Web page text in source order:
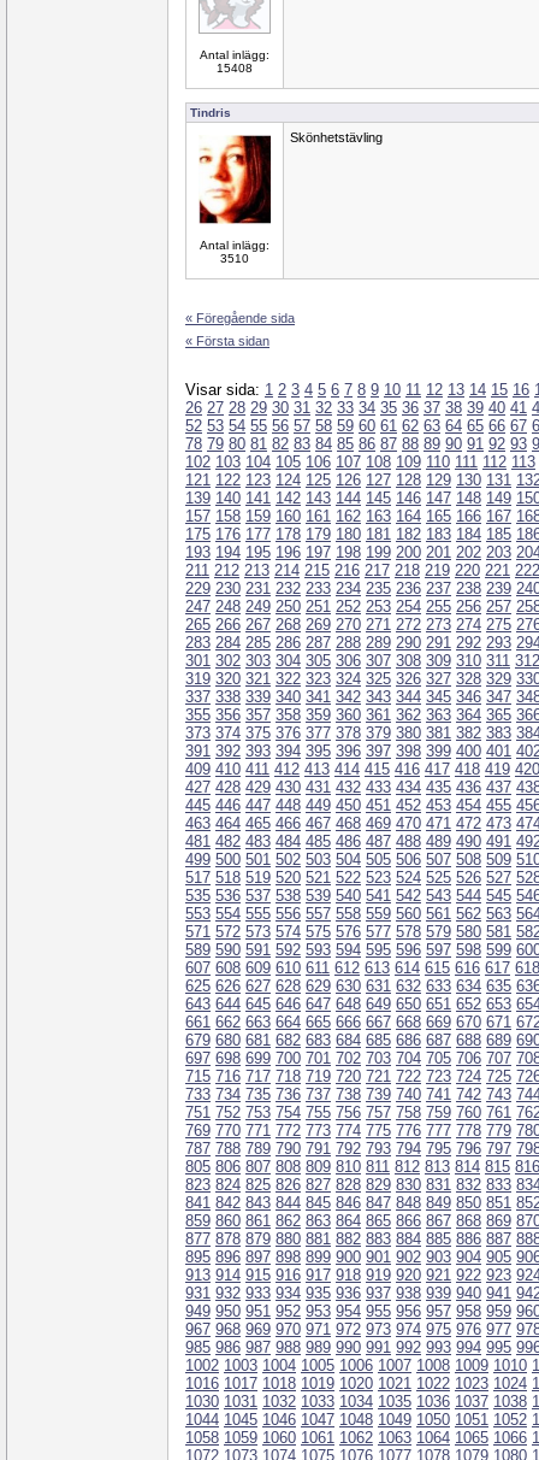
Antal inlägg:
15408
Tindris
Antal inlägg:
3510
Skönhetstävling
« Föregående sida
« Första sidan
Visar sida: 1 2 3 4 5 6 7 8 9 10 11 12 13 14 15 16
26 27 28 29 30 31 32 33 34 35 36 37 38 39 40 41
52 53 54 55 56 57 58 59 60 61 62 63 64 65 66 67
78 79 80 81 82 83 84 85 86 87 88 89 90 91 92 93
102 103 104 105 106 107 108 109 110 111 112 113
121 122 123 124 125 126 127 128 129 130 131
139 140 141 142 143 144 145 146 147 148 149
157 158 159 160 161 162 163 164 165 166 167
175 176 177 178 179 180 181 182 183 184 185
193 194 195 196 197 198 199 200 201 202 203
211 212 213 214 215 216 217 218 219 220 221 222
229 230 231 232 233 234 235 236 237 238 239
247 248 249 250 251 252 253 254 255 256 257
265 266 267 268 269 270 271 272 273 274 275
283 284 285 286 287 288 289 290 291 292 293
301 302 303 304 305 306 307 308 309 310 311 312
319 320 321 322 323 324 325 326 327 328 329
337 338 339 340 341 342 343 344 345 346 347
355 356 357 358 359 360 361 362 363 364 365
373 374 375 376 377 378 379 380 381 382 383
391 392 393 394 395 396 397 398 399 400 401
409 410 411 412 413 414 415 416 417 418 419 420
427 428 429 430 431 432 433 434 435 436 437
445 446 447 448 449 450 451 452 453 454 455
463 464 465 466 467 468 469 470 471 472 473
481 482 483 484 485 486 487 488 489 490 491
499 500 501 502 503 504 505 506 507 508 509
517 518 519 520 521 522 523 524 525 526 527
535 536 537 538 539 540 541 542 543 544 545
553 554 555 556 557 558 559 560 561 562 563
571 572 573 574 575 576 577 578 579 580 581
589 590 591 592 593 594 595 596 597 598 599
607 608 609 610 611 612 613 614 615 616 617 618
625 626 627 628 629 630 631 632 633 634 635
643 644 645 646 647 648 649 650 651 652 653
661 662 663 664 665 666 667 668 669 670 671
679 680 681 682 683 684 685 686 687 688 689
697 698 699 700 701 702 703 704 705 706 707
715 716 717 718 719 720 721 722 723 724 725
733 734 735 736 737 738 739 740 741 742 743
751 752 753 754 755 756 757 758 759 760 761
769 770 771 772 773 774 775 776 777 778 779
787 788 789 790 791 792 793 794 795 796 797
805 806 807 808 809 810 811 812 813 814 815 816
823 824 825 826 827 828 829 830 831 832 833
841 842 843 844 845 846 847 848 849 850 851
859 860 861 862 863 864 865 866 867 868 869
877 878 879 880 881 882 883 884 885 886 887
895 896 897 898 899 900 901 902 903 904 905
913 914 915 916 917 918 919 920 921 922 923
931 932 933 934 935 936 937 938 939 940 941
949 950 951 952 953 954 955 956 957 958 959
967 968 969 970 971 972 973 974 975 976 977
985 986 987 988 989 990 991 992 993 994 995
1002 1003 1004 1005 1006 1007 1008 1009 1010
1016 1017 1018 1019 1020 1021 1022 1023 1024
1030 1031 1032 1033 1034 1035 1036 1037 1038
1044 1045 1046 1047 1048 1049 1050 1051 1052
1058 1059 1060 1061 1062 1063 1064 1065 1066
1072 1073 1074 1075 1076 1077 1078 1079 1080